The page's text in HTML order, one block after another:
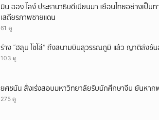
มิน ออง ไลง์ ประธานาธิบดีเมียนมา เยือนไทยอย่างเป็
เสถียรภาพชายแดน
61 ดู
ร่าง “ฮลุน โซโล่” ถึงสนามบินสุวรรณภูมิ แล้ว ญาติส่งชัน
103 ดู
ยศชนัน สั่งเร่งสอบมหาวิทยาลัยรับนักศึกษาจีน ยันหา
275 ดู